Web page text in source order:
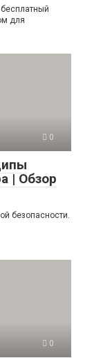
для
0
| Обзор
безопасности.
0